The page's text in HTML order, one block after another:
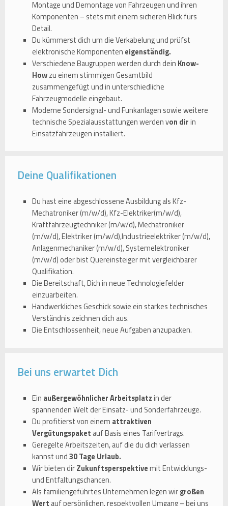
Montage und Demontage von Fahrzeugen und ihren
Komponenten – stets mit einem sicheren Blick fürs
Detail.
Du kümmerst dich um die Verkabelung und prüfst
elektronische Komponenten eigenständig.
Verschiedene Baugruppen werden durch dein Know-
Howzu einem stimmigen Gesamtbild
zusammengefügt und in unterschiedliche
Fahrzeugmodelle eingebaut.
Moderne Sondersignal- und Funkanlagen sowie weitere
technische Spezialausstattungen werden von dirin
Einsatzfahrzeugen installiert.
Deine Qualifikationen
Du hast eine abgeschlossene Ausbildung als Kfz-
Mechatroniker (m/w/d), Kfz-Elektriker(m/w/d),
Kraftfahrzeugtechniker (m/w/d), Mechatroniker
(m/w/d), Elektriker (m/w/d),Industrieelektriker (m/w/d),
Anlagenmechaniker (m/w/d), Systemelektroniker
(m/w/d) oder bist Quereinsteiger mit vergleichbarer
Qualifikation.
Die Bereitschaft, Dich in neue Technologiefelder
einzuarbeiten.
Handwerkliches Geschick sowie ein starkes technisches
Verständnis zeichnen dich aus.
Die Entschlossenheit, neue Aufgaben anzupacken.
Bei uns erwartet Dich
Ein außergewöhnlicher Arbeitsplatzin der
spannenden Welt der Einsatz- und Sonderfahrzeuge.
Du profitierst von einem attraktiven
Vergütungspaket auf Basis eines Tarifvertrags.
Geregelte Arbeitszeiten, auf die du dich verlassen
kannst und30 Tage Urlaub.
Wir bieten dirZukunftsperspektivemit Entwicklungs-
und Entfaltungschancen.
Als familiengeführtes Unternehmen legen wirgroßen
Wert auf persönlichen, respektvollen Umgang – bei uns